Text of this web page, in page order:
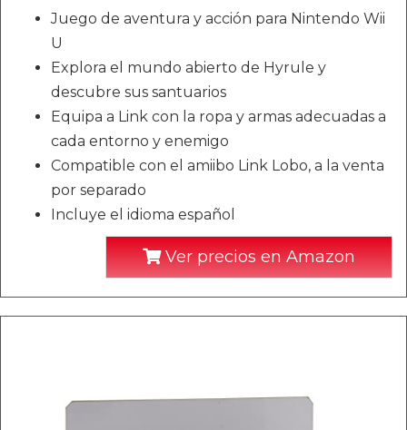
Juego de aventura y acción para Nintendo Wii
U
Explora el mundo abierto de Hyrule y
descubre sus santuarios
Equipa a Link con la ropa y armas adecuadas a
cada entorno y enemigo
Compatible con el amiibo Link Lobo, a la venta
por separado
Incluye el idioma español
Ver precios en Amazon